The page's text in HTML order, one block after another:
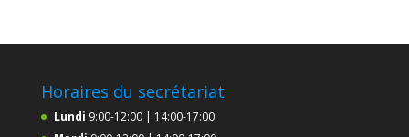
Horaires du secrétariat
Lundi 9:00-12:00 | 14:00-17:00